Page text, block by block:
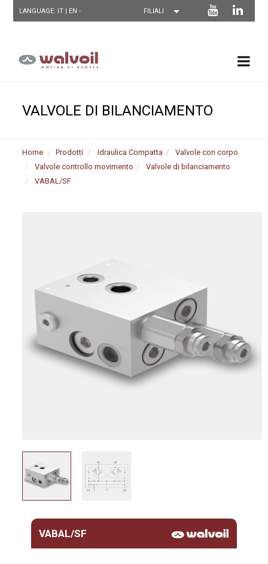
LANGUAGE: IT | EN-
VALVOLE DI BILANCIAMENTO
Home Prodotti Idraulica Compatta
Valvole con corpo
Valvole controllo movimento
Valvole di bilanciamento
VABAL/SF
VABAL/SF